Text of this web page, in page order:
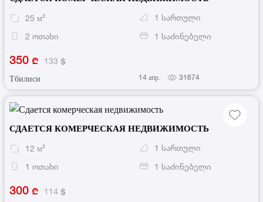
25 м² 1 სართული
2 ოთახი 1 საძინებელი
350
133
Тбилиси
14 апр. 31674
СДАЕТСЯ КОМЕРЧЕСКАЯ НЕДВИЖИМОСТЬ
12 м² 1 სართული
1 ოთახი 1 საძინებელი
300
114